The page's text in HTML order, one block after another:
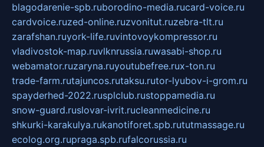
blagodarenie-spb.ruborodino-media.rucard-voice.ru
cardvoice.ruzed-online.ruzvonitut.ruzebra-tlt.ru
zarafshan.ruyork-life.ruvintovoykompressor.ru
vladivostok-map.ruvlknrussia.ruwasabi-shop.ru
webamator.ruzaryna.ruyoutubefree.rux-ton.ru
trade-farm.rutajuncos.rutaksu.rutor-lyubov-i-grom.ru
spayderhed-2022.rusplclub.rustoppamedia.ru
snow-guard.ruslovar-ivrit.rucleanmedicine.ru
shkurki-karakulya.rukanotiforet.spb.rututmassage.ru
ecolog.org.rupraga.spb.rufalcorussia.ru